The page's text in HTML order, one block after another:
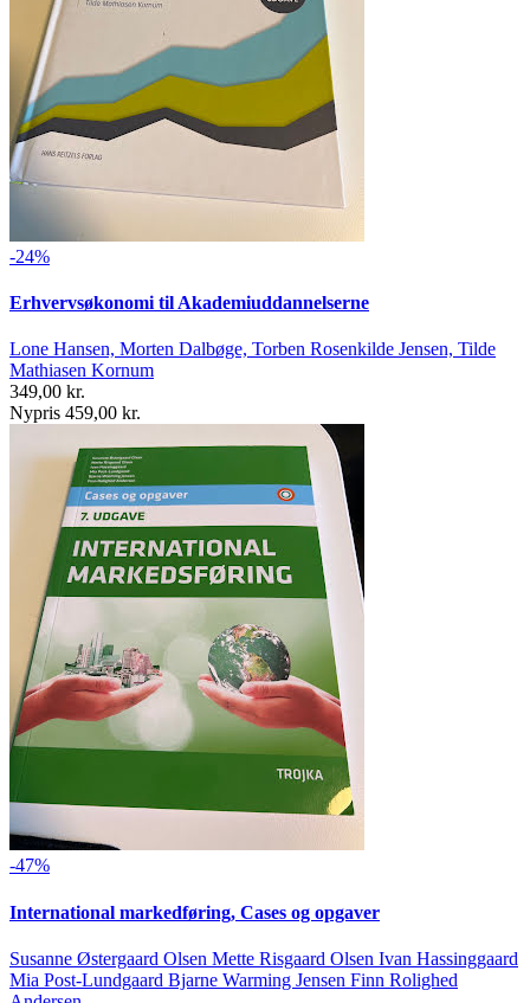
-24%
Erhvervsøkonomi til Akademiuddannelserne
Lone Hansen, Morten Dalbøge, Torben Rosenkilde Jensen, Tilde
Mathiasen Kornum
349,00 kr.
Nypris 459,00 kr.
-47%
International markedføring, Cases og opgaver
Susanne Østergaard Olsen Mette Risgaard Olsen Ivan Hassinggaard
Mia Post-Lundgaard Bjarne Warming Jensen Finn Rolighed